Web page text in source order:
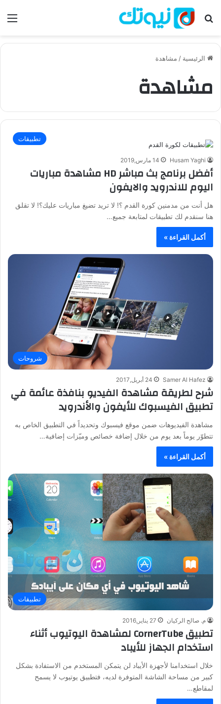
بحث عن
الرئيسية / مشاهدة
مشاهدة
تطبيقات
Husam Yaghi 14 مارس,2019
أفضل برنامج بث مباشر HD مشاهدة مباريات
اليوم للاندرويد والايفون
هل أنت من مدمنين كورة القدم ؟! لا تريد تضيغ مباريات عليك؟! لا تقلق
هنا سنقدم لك تطبيقات لمتابعة جميع…
أكمل القراءة »
شروحات
Samer Al Hafez 24 أبريل,2017
شرح لطريقة مشاهدة الفيديو بنافذة عائمة في
تطبيق الفيسبوك للأيفون والأندرويد
مشاهدة الفيديوهات ضمن موقع فيسبوك وتحديداً في التطبيق الخاص به
تتطوّر يوماً بعد يوم من خلال إضافة خصائص وميّزات إضافية…
أكمل القراءة »
تطبيقات
م. صالح الركيان 27 يناير,2016
تطبيق CornerTube لمشاهدة اليوتيوب أثناء
استخدام الجهاز للأيباد
خلال استخدامنا لأجهزة الأيباد لن يتمكن المستخدم من الاستفادة بشكل
كبير من مساحة الشاشة المتوفرة لديه، فتطبيق يوتيوب لا يسمح
لمقاطع…